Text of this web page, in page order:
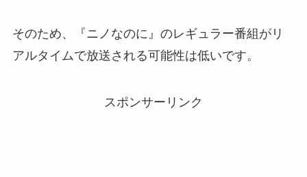
そのため、『ニノなのに』のレギュラー番組がリ
アルタイムで放送される可能性は低いです。
スポンサーリンク